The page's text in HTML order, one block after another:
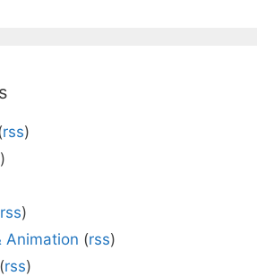
rss)
)
rss)
Animation (rss)
(rss)